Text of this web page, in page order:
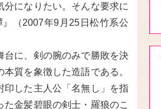
になりたい。そんな要求に
（2007年9月25日松竹系公
台に、剣の腕のみで勝敗を決
質を象徴した造語である。
印した主人公「名無し」を指
金髪碧眼の剣士・羅狼のこ